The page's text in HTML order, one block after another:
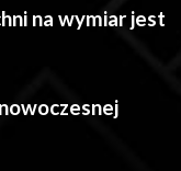
na wymiar jest